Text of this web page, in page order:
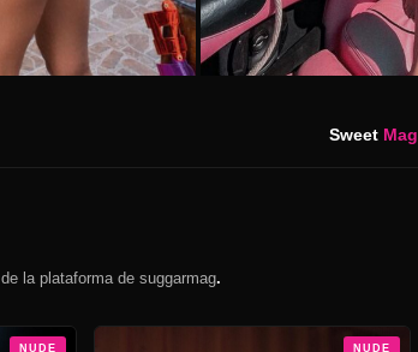
Sweet Mag
de la plataforma de suggarmag.
NUDE NUDE